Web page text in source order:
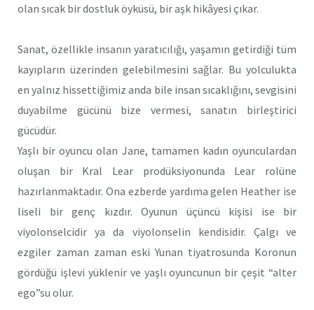
olan sıcak bir dostluk öyküsü, bir aşk hikâyesi çıkar.
Sanat, özellikle insanın yaratıcılığı, yaşamın getirdiği tüm
kayıpların üzerinden gelebilmesini sağlar. Bu yolculukta
en yalnız hissettiğimiz anda bile insan sıcaklığını, sevgisini
duyabilme gücünü bize vermesi, sanatın birleştirici
gücüdür.
Yaşlı bir oyuncu olan Jane, tamamen kadın oyunculardan
oluşan bir Kral Lear prodüksiyonunda Lear rolüne
hazırlanmaktadır. Ona ezberde yardıma gelen Heather ise
liseli bir genç kızdır. Oyunun üçüncü kişisi ise bir
viyolonselcidir ya da viyolonselin kendisidir. Çalgı ve
ezgiler zaman zaman eski Yunan tiyatrosunda Koronun
gördüğü işlevi yüklenir ve yaşlı oyuncunun bir çeşit “alter
ego”su olur.